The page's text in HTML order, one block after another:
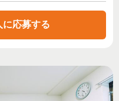
に応募する